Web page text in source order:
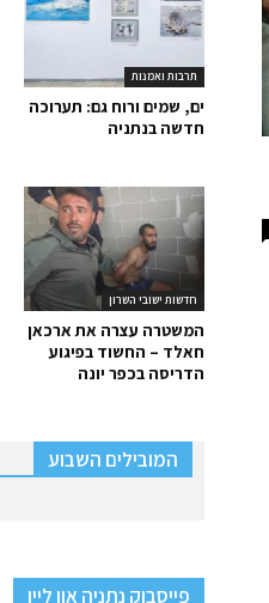
תרבות ואמנות
ים, שמים ורוח גם: תערוכה
חדשה בנתניה
חדשות ישובי השרון
המשטרה עצרה את ארכאן
חאלד – החשוד בפיגוע
הדריסה בכפר יונה
המובילים השבוע
פייסבוק נתניה און ליין